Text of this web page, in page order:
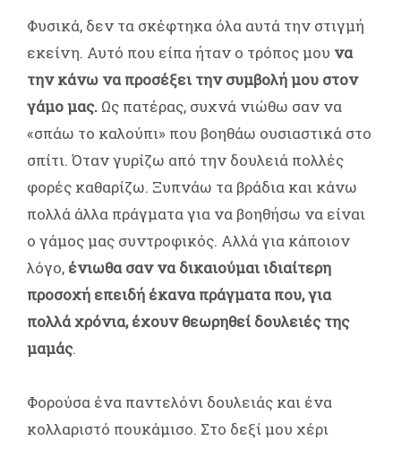
Φυσικά, δεν τα σκέφτηκα όλα αυτά την στιγμή
εκείνη. Αυτό που είπα ήταν ο τρόπος μου να
την κάνω να προσέξει την συμβολή μου στον
γάμο μας. Ως πατέρας, συχνά νιώθω σαν να
«σπάω το καλούπι» που βοηθάω ουσιαστικά στο
σπίτι. Όταν γυρίζω από την δουλειά πολλές
φορές καθαρίζω. Ξυπνάω τα βράδια και κάνω
πολλά άλλα πράγματα για να βοηθήσω να είναι
ο γάμος μας συντροφικός. Αλλά για κάποιον
λόγο, ένιωθα σαν να δικαιούμαι ιδιαίτερη
προσοχή επειδή έκανα πράγματα που, για
πολλά χρόνια, έχουν θεωρηθεί δουλειές της
μαμάς.
Φορούσα ένα παντελόνι δουλειάς και ένα
κολλαριστό πουκάμισο. Στο δεξί μου χέρι